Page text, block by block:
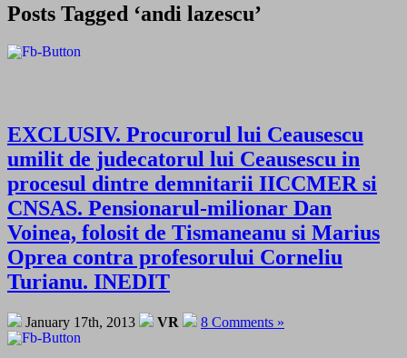
Posts Tagged ‘andi lazescu’
EXCLUSIV. Procurorul lui Ceausescu
umilit de judecatorul lui Ceausescu in
procesul dintre demnitarii IICCMER si
CNSAS. Pensionarul-milionar Dan
Voinea, folosit de Tismaneanu si Marius
Oprea contra profesorului Corneliu
Turianu. INEDIT
January 17th, 2013 VR 8 Comments »